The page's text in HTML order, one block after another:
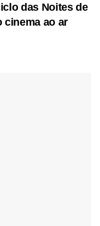
das Noites de
cinema ao ar